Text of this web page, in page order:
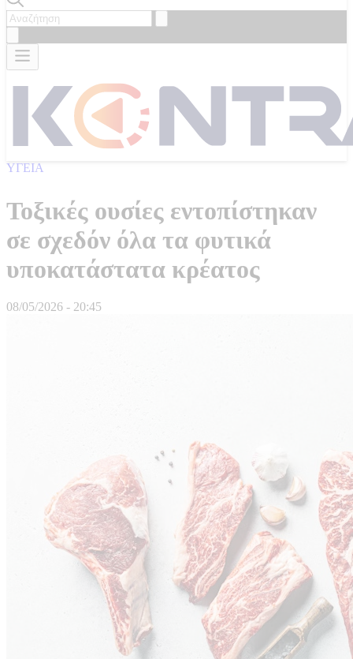
ΥΓΕΙΑ
Τοξικές ουσίες εντοπίστηκαν
σε σχεδόν όλα τα φυτικά
υποκατάστατα κρέατος
08/05/2026 - 20:45